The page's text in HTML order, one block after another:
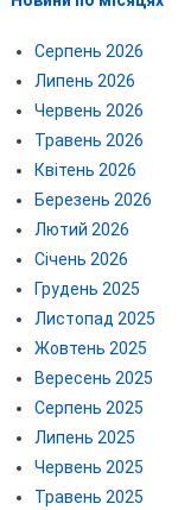
Серпень 2026
Липень 2026
Червень 2026
Травень 2026
Квітень 2026
Березень 2026
Лютий 2026
Січень 2026
Грудень 2025
Листопад 2025
Жовтень 2025
Вересень 2025
Серпень 2025
Липень 2025
Червень 2025
Травень 2025